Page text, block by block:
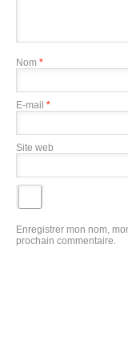
Nom *
E-mail *
Site web
Enregistrer mon nom,
prochain commentaire.